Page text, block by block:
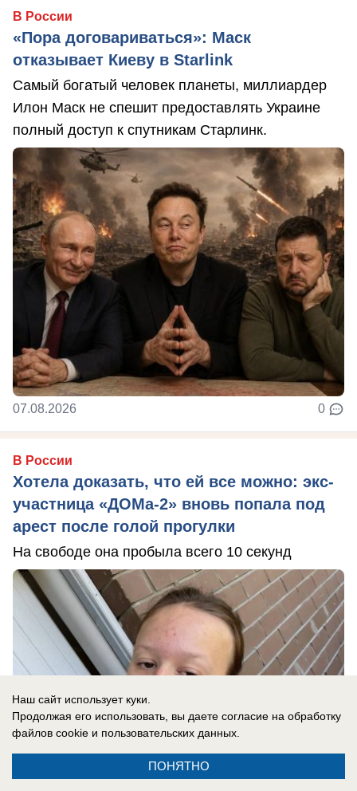
В России
«Пора договариваться»: Маск
отказывает Киеву в Starlink
Самый богатый человек планеты, миллиардер
Илон Маск не спешит предоставлять Украине
полный доступ к спутникам Старлинк.
07.08.2026 0
В России
Хотела доказать, что ей все можно: экс-
участница «ДОМа-2» вновь попала под
арест после голой прогулки
На свободе она пробыла всего 10 секунд
Наш сайт использует куки.
Продолжая его использовать, вы даете согласие на обработку
файлов cookie и пользовательских данных.
ПОНЯТНО